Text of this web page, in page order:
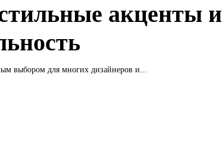
акценты и
выбором для многих дизайнеров и...